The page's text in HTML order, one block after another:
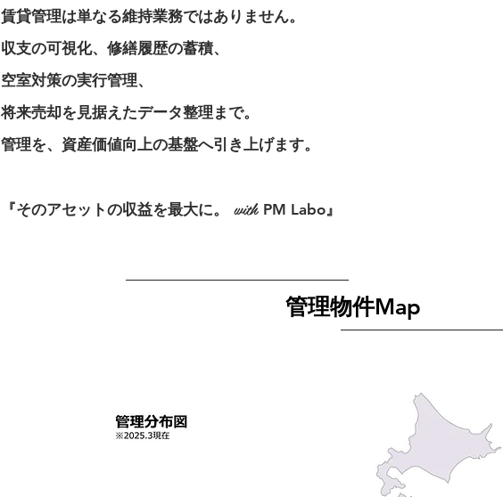
賃貸管理は単なる維持業務ではありません。
収支の可視化、修繕履歴の蓄積、
空室対策の実行管理、
将来売却を見据えたデータ整理まで。
管理を、資産価値向上の基盤へ引き上げます。
『そのアセットの収益を最大に。 with PM Labo』
管理物件Map